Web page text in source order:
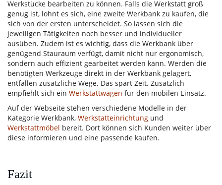
Werkstücke bearbeiten zu können. Falls die Werkstatt groß
genug ist, lohnt es sich, eine zweite Werkbank zu kaufen, die
sich von der ersten unterscheidet. So lassen sich die
jeweiligen Tätigkeiten noch besser und individueller
ausüben. Zudem ist es wichtig, dass die Werkbank über
genügend Stauraum verfügt, damit nicht nur ergonomisch,
sondern auch effizient gearbeitet werden kann. Werden die
benötigten Werkzeuge direkt in der Werkbank gelagert,
entfallen zusätzliche Wege. Das spart Zeit. Zusätzlich
empfiehlt sich ein Werkstattwagen für den mobilen Einsatz.
Auf der Webseite stehen verschiedene Modelle in der
Kategorie Werkbank, Werkstatteinrichtung und
Werkstattmöbel bereit. Dort können sich Kunden weiter über
diese informieren und eine passende kaufen.
Fazit